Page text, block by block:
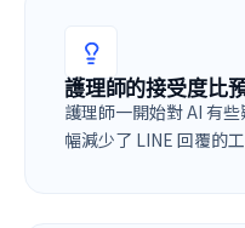
護理師的接受度比
護理師一開始對 AI 有
幅減少了 LINE 回覆的